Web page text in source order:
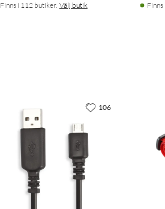
Finns i 112 butiker. Välj butik
106